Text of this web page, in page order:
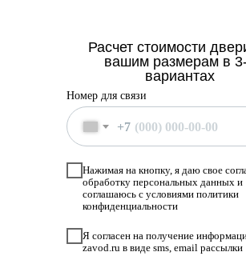
Расчет стоимости
вашим размерам в
вариантах
Номер для связи
+7
Нажимая на кнопку, я даю свое
обработку персональных данных и
соглашаюсь с условиями политики
конфиденциальности
Я согласен на получение
zavod.ru в виде sms, email рассылки